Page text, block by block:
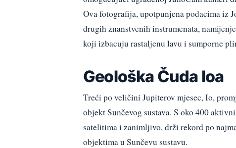
Ova fotografija, upotpunjena podacima iz
drugih znanstvenih instrumenata,
koji izbacuju rastaljenu lavu i sumporne
Geološka Čuda Ioa
Treći po veličini Jupiterov mjesec, Io,
objekt Sunčevog sustava. S oko 400
satelitima i zanimljivo, drži rekord po
objektima u Sunčevu sustavu.